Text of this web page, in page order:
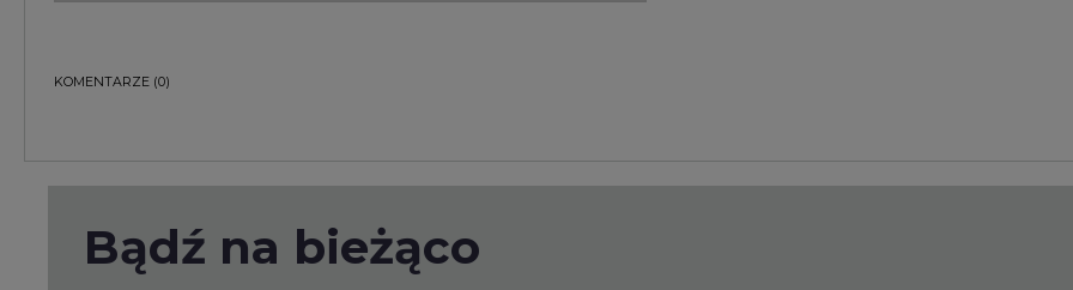
Podając adres e-mail wyrażają Państwo zgodę na otrzymywanie treści marketingowych w postaci newslettera